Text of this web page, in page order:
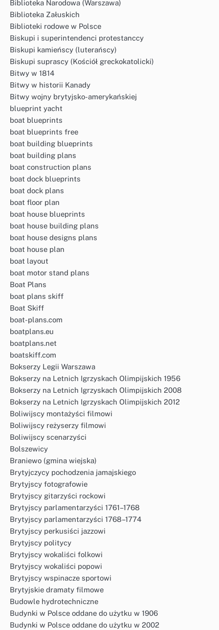
Biblioteka Narodowa (Warszawa)
Biblioteka Załuskich
Biblioteki rodowe w Polsce
Biskupi i superintendenci protestanccy
Biskupi kamieńscy (luterańscy)
Biskupi suprascy (Kościół greckokatolicki)
Bitwy w 1814
Bitwy w historii Kanady
Bitwy wojny brytyjsko-amerykańskiej
blueprint yacht
boat blueprints
boat blueprints free
boat building blueprints
boat building plans
boat construction plans
boat dock blueprints
boat dock plans
boat floor plan
boat house blueprints
boat house building plans
boat house designs plans
boat house plan
boat layout
boat motor stand plans
Boat Plans
boat plans skiff
Boat Skiff
boat-plans.com
boatplans.eu
boatplans.net
boatskiff.com
Bokserzy Legii Warszawa
Bokserzy na Letnich Igrzyskach Olimpijskich 1956
Bokserzy na Letnich Igrzyskach Olimpijskich 2008
Bokserzy na Letnich Igrzyskach Olimpijskich 2012
Boliwijscy montażyści filmowi
Boliwijscy reżyserzy filmowi
Boliwijscy scenarzyści
Bolszewicy
Braniewo (gmina wiejska)
Brytyjczycy pochodzenia jamajskiego
Brytyjscy fotografowie
Brytyjscy gitarzyści rockowi
Brytyjscy parlamentarzyści 1761–1768
Brytyjscy parlamentarzyści 1768–1774
Brytyjscy perkusiści jazzowi
Brytyjscy politycy
Brytyjscy wokaliści folkowi
Brytyjscy wokaliści popowi
Brytyjscy wspinacze sportowi
Brytyjskie dramaty filmowe
Budowle hydrotechniczne
Budynki w Polsce oddane do użytku w 1906
Budynki w Polsce oddane do użytku w 2002